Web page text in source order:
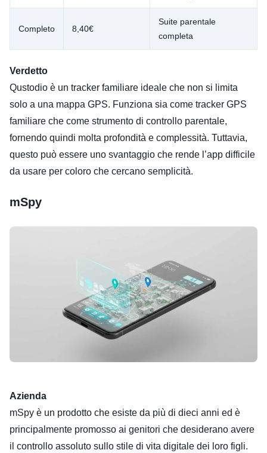
Completo 8,40€
Suite parentale
completa
Verdetto
Qustodio è un tracker familiare ideale che non si limita
solo a una mappa GPS. Funziona sia come tracker GPS
familiare che come strumento di controllo parentale,
fornendo quindi molta profondità e complessità. Tuttavia,
questo può essere uno svantaggio che rende l’app difficile
da usare per coloro che cercano semplicità.
mSpy
Azienda
mSpy è un prodotto che esiste da più di dieci anni ed è
principalmente promosso ai genitori che desiderano avere
il controllo assoluto sullo stile di vita digitale dei loro figli.